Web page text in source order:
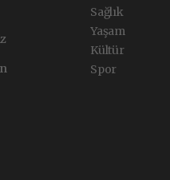
Sağlık
Yaşam
Kültür
Spor